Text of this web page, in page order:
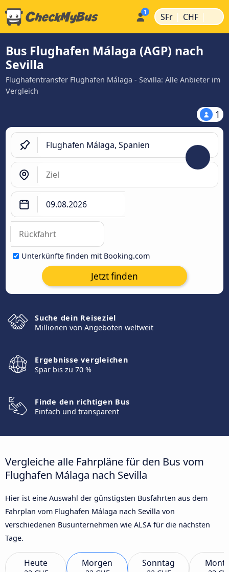
SFr | CHF |
Bus Flughafen Málaga (AGP) nach
Sevilla
Flughafentransfer Flughafen Málaga - Sevilla: Alle Anbieter im
Vergleich
1
Unterkünfte finden mit Booking.com
Jetzt finden
Suche dein Reiseziel
Millionen von Angeboten weltweit
Ergebnisse vergleichen
Spar bis zu 70 %
Finde den richtigen Bus
Einfach und transparent
Vergleiche alle Fahrpläne für den Bus vom
Flughafen Málaga nach Sevilla
Hier ist eine Auswahl der günstigsten Busfahrten aus dem
Fahrplan vom Flughafen Málaga nach Sevilla von
verschiedenen Busunternehmen wie ALSA für die nächsten
Tage.
Heute Morgen Sonntag